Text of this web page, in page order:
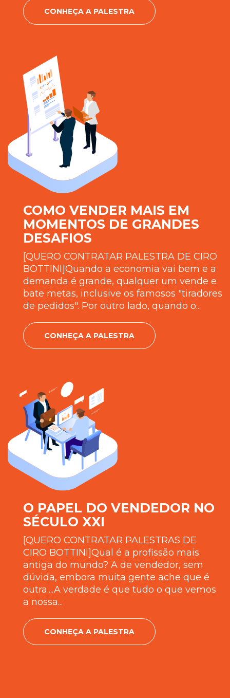
CONHEÇA A PALESTRA
COMO VENDER MAIS EM
MOMENTOS DE GRANDES
DESAFIOS
[QUERO CONTRATAR PALESTRA DE CIRO
BOTTINI]Quando a economia vai bem e a
demanda é grande, qualquer um vende e
bate metas, inclusive os famosos "tiradores
de pedidos". Por outro lado, quando o...
CONHEÇA A PALESTRA
O PAPEL DO VENDEDOR NO
SÉCULO XXI
[QUERO CONTRATAR PALESTRAS DE
CIRO BOTTINI]Qual é a profissão mais
antiga do mundo? A de vendedor, sem
dúvida, embora muita gente ache que é
outra....A verdade é que tudo o que vemos
a nossa...
CONHEÇA A PALESTRA